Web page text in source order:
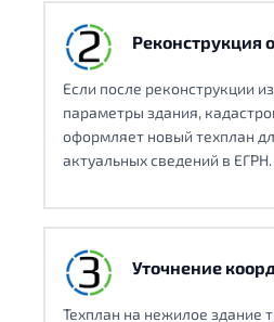
Реконструкция
Если после реконструкции
параметры здания,
оформляет новый техплан
актуальных сведений в ЕГРН.
Уточнение
Техплан на нежилое здание